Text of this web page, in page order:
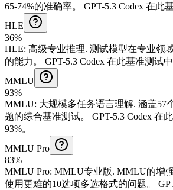
65-74%的准确率。
GPT-5.3 Codex 在此
HLE
36%
HLE: 高级专业推理. 测试模型在专业领
的能力。
GPT-5.3 Codex 在此基准测试中
MMLU
93%
MMLU: 大规模多任务语言理解. 涵盖57
题的综合基准测试。
GPT-5.3 Codex 在
93%。
MMLU Pro
83%
MMLU Pro: MMLU专业版. MMLU的增
使用更难的10选项多选格式的问题。